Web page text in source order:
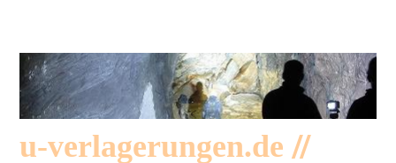
u-verlagerungen.de //